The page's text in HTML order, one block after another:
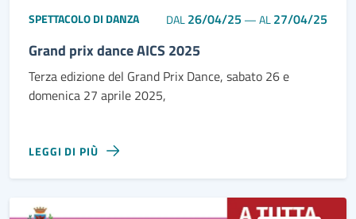
SPETTACOLO DI DANZA DAL26/04/25 —AL27/04/25
Grand prix dance AICS 2025
Terza edizione del Grand Prix Dance, sabato 26 e
domenica 27 aprile 2025,
LEGGI DI PIÙ